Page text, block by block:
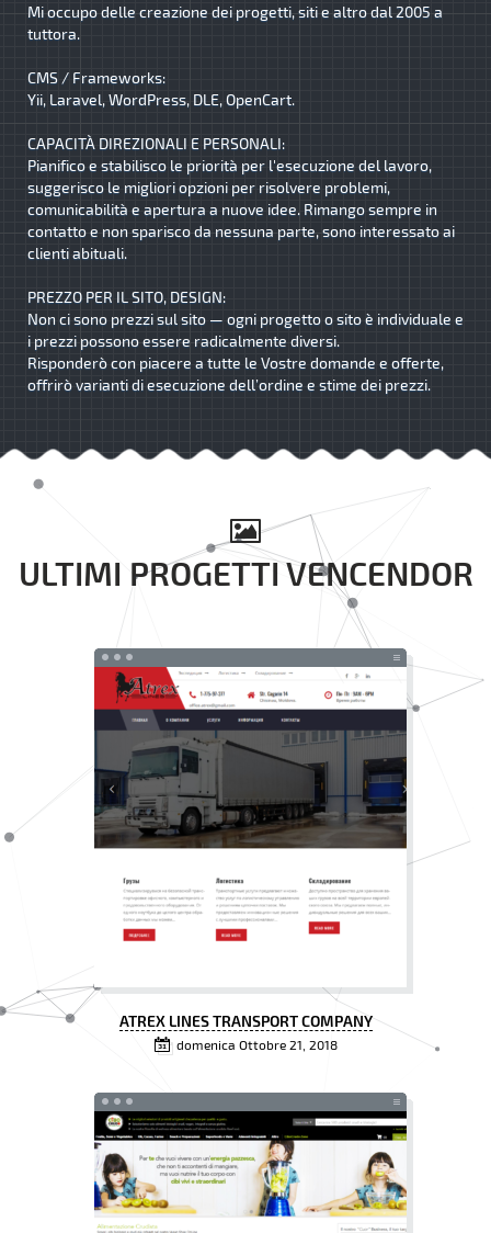
Mi occupo delle creazione dei progetti, siti e altro dal 2005 a
tuttora.
CMS / Frameworks:
Yii, Laravel, WordPress, DLE, OpenCart.
CAPACITÀ DIREZIONALI E PERSONALI:
Pianifico e stabilisco le priorità per l'esecuzione del lavoro,
suggerisco le migliori opzioni per risolvere problemi,
comunicabilità e apertura a nuove idee. Rimango sempre in
contatto e non sparisco da nessuna parte, sono interessato ai
clienti abituali.
PREZZO PER IL SITO, DESIGN:
Non ci sono prezzi sul sito — ogni progetto o sito è individuale e
i prezzi possono essere radicalmente diversi.
Risponderò con piacere a tutte le Vostre domande e offerte,
offrirò varianti di esecuzione dell’ordine e stime dei prezzi.
ULTIMI PROGETTI VENCENDOR
ATREX LINES TRANSPORT COMPANY
domenica Ottobre 21, 2018